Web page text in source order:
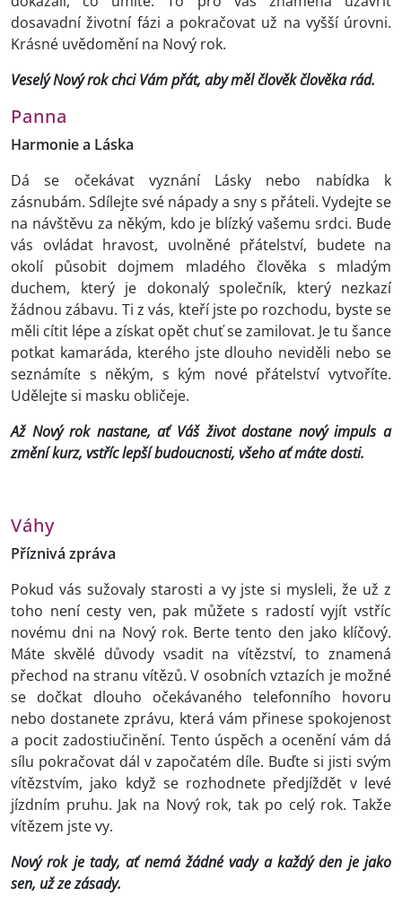
dosavadní životní fázi a pokračovat už na vyšší úrovni.
Krásné uvědomění na Nový rok.
Veselý Nový rok chci Vám přát, aby měl člověk člověka rád.
Panna
Harmonie a Láska
Dá se očekávat vyznání Lásky nebo nabídka k
zásnubám. Sdílejte své nápady a sny s přáteli. Vydejte se
na návštěvu za někým, kdo je blízký vašemu srdci. Bude
vás ovládat hravost, uvolněné přátelství, budete na
okolí působit dojmem mladého člověka s mladým
duchem, který je dokonalý společník, který nezkazí
žádnou zábavu. Ti z vás, kteří jste po rozchodu, byste se
měli cítit lépe a získat opět chuť se zamilovat. Je tu šance
potkat kamaráda, kterého jste dlouho neviděli nebo se
seznámíte s někým, s kým nové přátelství vytvoříte.
Udělejte si masku obličeje.
Až Nový rok nastane, ať Váš život dostane nový impuls a
změní kurz, vstříc lepší budoucnosti, všeho ať máte dosti.
Váhy
Příznivá zpráva
Pokud vás sužovaly starosti a vy jste si mysleli, že už z
toho není cesty ven, pak můžete s radostí vyjít vstříc
novému dni na Nový rok. Berte tento den jako klíčový.
Máte skvělé důvody vsadit na vítězství, to znamená
přechod na stranu vítězů. V osobních vztazích je možné
se dočkat dlouho očekávaného telefonního hovoru
nebo dostanete zprávu, která vám přinese spokojenost
a pocit zadostiučinění. Tento úspěch a ocenění vám dá
sílu pokračovat dál v započatém díle. Buďte si jisti svým
vítězstvím, jako když se rozhodnete předjíždět v levé
jízdním pruhu. Jak na Nový rok, tak po celý rok. Takže
vítězem jste vy.
Nový rok je tady, ať nemá žádné vady a každý den je jako
sen, už ze zásady.